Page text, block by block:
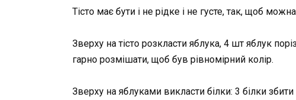
Тісто має бути і не рідке і не густе, так, щоб
Зверху на тісто розкласти яблука, 4 шт яблук
гарно розмішати, щоб був рівномірний колір.
Зверху на яблуками викласти білки: 3 білки